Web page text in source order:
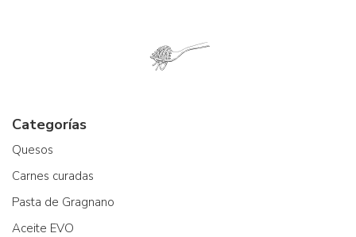
Categorías
Quesos
Carnes curadas
Pasta de Gragnano
Aceite EVO